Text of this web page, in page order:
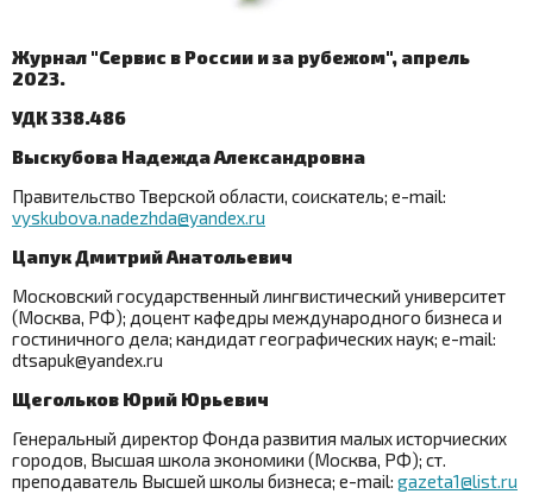
Журнал "Сервис в России и за рубежом", апрель
2023.
УДК 338.486
Выскубова Надежда Александровна
Правительство Тверской области, соискатель; e-mail:
vyskubova.nadezhda@yandex.ru
Цапук Дмитрий Анатольевич
Московский государственный лингвистический университет
(Москва, РФ); доцент кафедры международного бизнеса и
гостиничного дела; кандидат географических наук; e-mail:
dtsapuk@yandex.ru
Щегольков Юрий Юрьевич
Генеральный директор Фонда развития малых исторчиеских
городов, Высшая школа экономики (Москва, РФ); ст.
преподаватель Высшей школы бизнеса; e-mail: gazeta1@list.ru